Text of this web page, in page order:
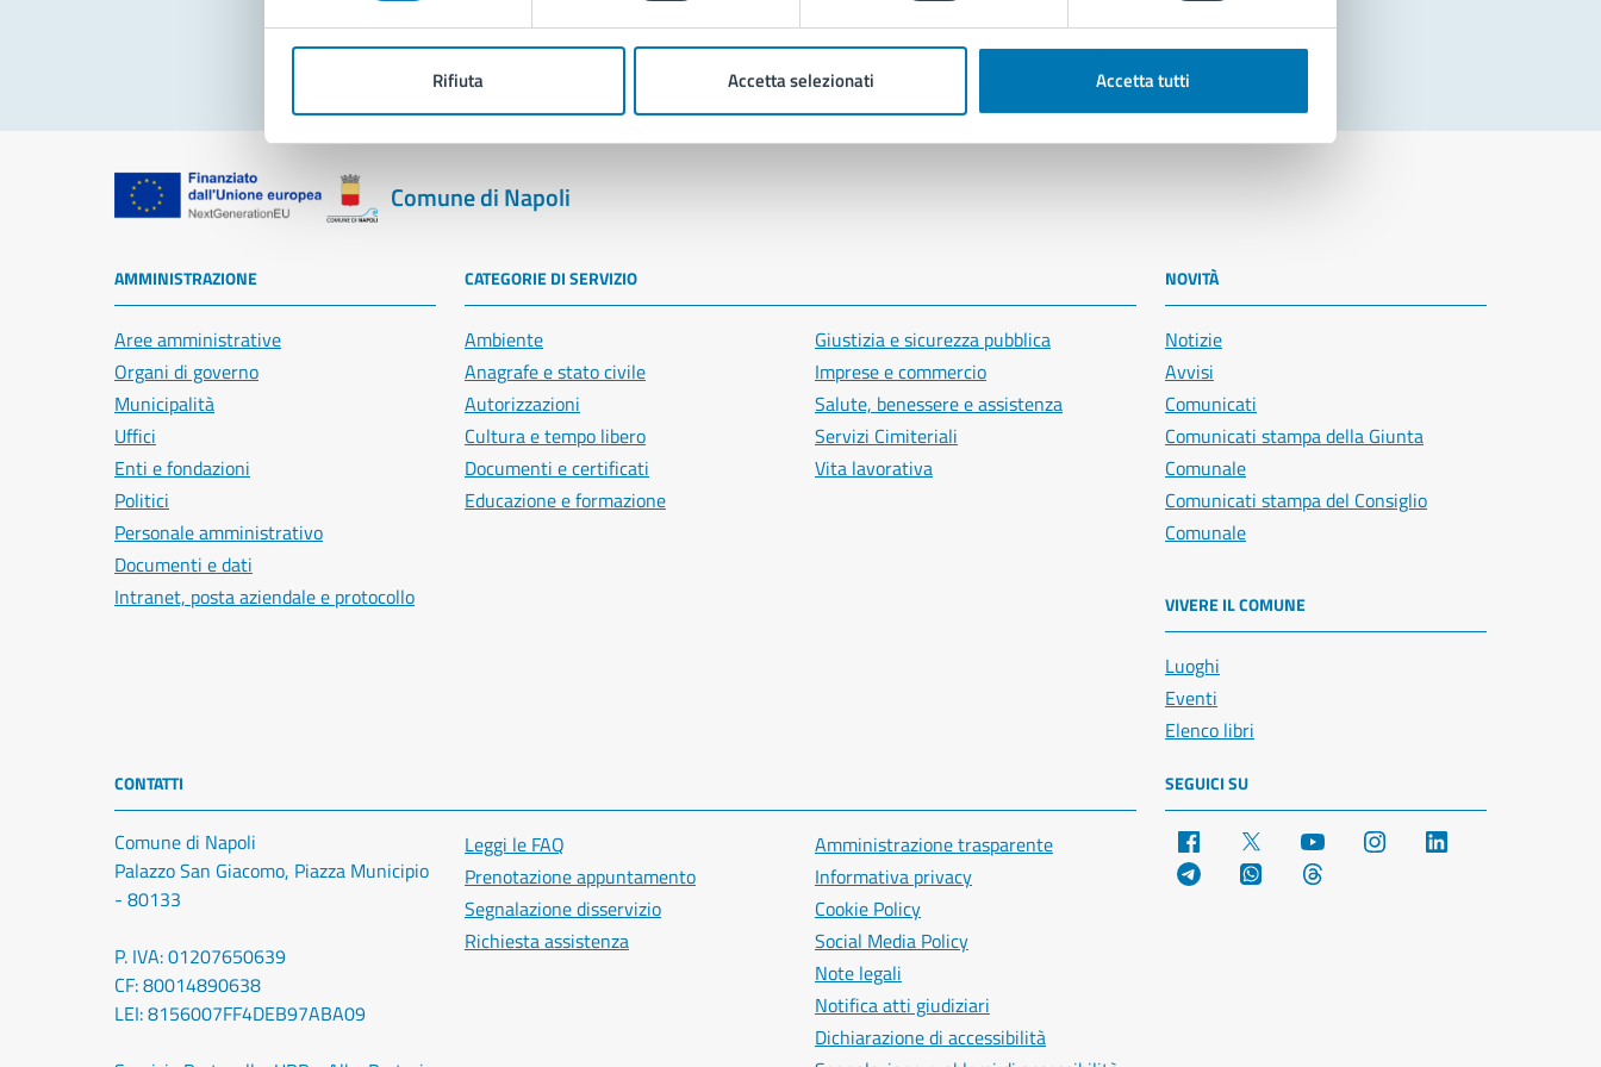
Rifiuta Accetta selezionati Accetta tutti
Segnala disservizio
Comune di Napoli
AMMINISTRAZIONE
Aree amministrative
Organi di governo
Municipalità
Uffici
Enti e fondazioni
Politici
Personale amministrativo
Documenti e dati
Intranet, posta aziendale e protocollo
CATEGORIE DI SERVIZIO
Ambiente
Anagrafe e stato civile
Autorizzazioni
Cultura e tempo libero
Documenti e certificati
Educazione e formazione
Giustizia e sicurezza pubblica
Imprese e commercio
Salute, benessere e assistenza
Servizi Cimiteriali
Vita lavorativa
NOVITÀ
Notizie
Avvisi
Comunicati
Comunicati stampa della Giunta
Comunale
Comunicati stampa del Consiglio
Comunale
VIVERE IL COMUNE
Luoghi
Eventi
Elenco libri
CONTATTI
Comune di Napoli
Palazzo San Giacomo, Piazza Municipio
- 80133
P. IVA: 01207650639
CF: 80014890638
LEI: 8156007FF4DEB97ABA09
Leggi le FAQ
Prenotazione appuntamento
Segnalazione disservizio
Richiesta assistenza
Amministrazione trasparente
Informativa privacy
Cookie Policy
Social Media Policy
Note legali
Notifica atti giudiziari
Dichiarazione di accessibilità
SEGUICI SU
Facebook YouTube Instagram
Telegram WhatsApp